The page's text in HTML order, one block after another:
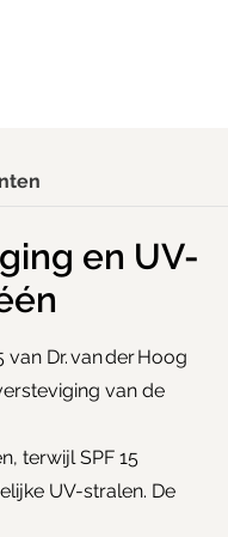
en UV-
Dr. van der Hoog
van de
terwijl SPF 15
UV-stralen. De